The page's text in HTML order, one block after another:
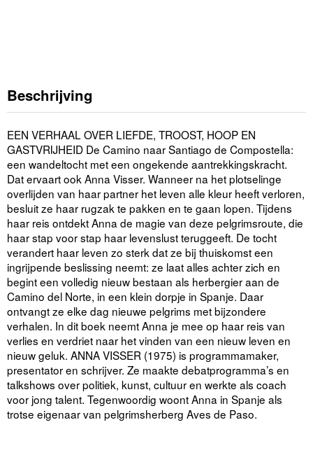
Beschrijving
EEN VERHAAL OVER LIEFDE, TROOST, HOOP EN
GASTVRIJHEID De Camino naar Santiago de Compostella:
een wandeltocht met een ongekende aantrekkingskracht.
Dat ervaart ook Anna Visser. Wanneer na het plotselinge
overlijden van haar partner het leven alle kleur heeft verloren,
besluit ze haar rugzak te pakken en te gaan lopen. Tijdens
haar reis ontdekt Anna de magie van deze pelgrimsroute, die
haar stap voor stap haar levenslust teruggeeft. De tocht
verandert haar leven zo sterk dat ze bij thuiskomst een
ingrijpende beslissing neemt: ze laat alles achter zich en
begint een volledig nieuw bestaan als herbergier aan de
Camino del Norte, in een klein dorpje in Spanje. Daar
ontvangt ze elke dag nieuwe pelgrims met bijzondere
verhalen. In dit boek neemt Anna je mee op haar reis van
verlies en verdriet naar het vinden van een nieuw leven en
nieuw geluk. ANNA VISSER (1975) is programmamaker,
presentator en schrijver. Ze maakte debatprogramma’s en
talkshows over politiek, kunst, cultuur en werkte als coach
voor jong talent. Tegenwoordig woont Anna in Spanje als
trotse eigenaar van pelgrimsherberg Aves de Paso.